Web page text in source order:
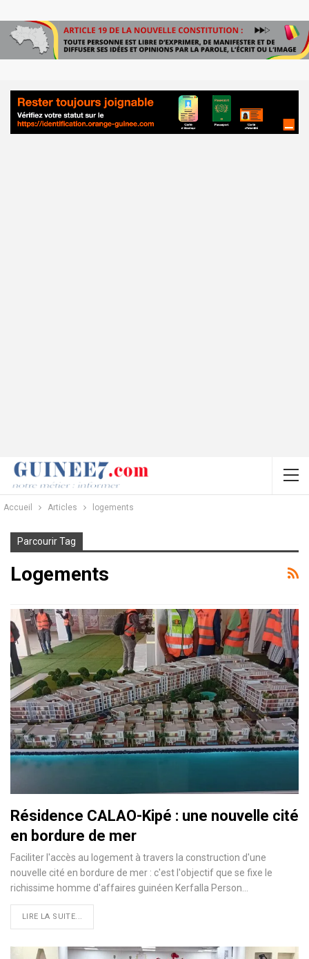
Accueil Articles logements
Parcourir Tag
Logements
Résidence CALAO-Kipé : une nouvelle cité
en bordure de mer
Faciliter l'accès au logement à travers la construction d'une
nouvelle cité en bordure de mer : c'est l'objectif que se fixe le
richissime homme d'affaires guinéen Kerfalla Person…
LIRE LA SUITE...